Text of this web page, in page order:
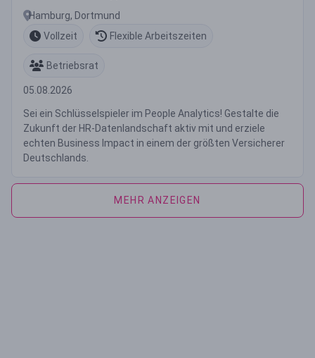
Hamburg, Dortmund
Vollzeit
Flexible Arbeitszeiten
Betriebsrat
05.08.2026
Sei ein Schlüsselspieler im People Analytics! Gestalte die
Zukunft der HR-Datenlandschaft aktiv mit und erziele
echten Business Impact in einem der größten Versicherer
Deutschlands.
MEHR ANZEIGEN